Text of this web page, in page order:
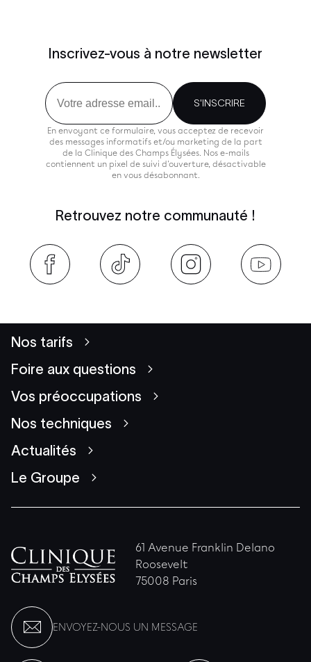
Inscrivez-vous à notre newsletter
Email
S'INSCRIRE
En envoyant ce formulaire, vous acceptez de recevoir
des messages informatifs et/ou marketing de la part
de la Clinique des Champs Élysées. Nos e-mails
contiennent un pixel de suivi d'ouverture, désactivable
en vous désabonnant.
Retrouvez notre communauté !
Nos tarifs
Foire aux questions
Vos préoccupations
Nos techniques
Actualités
Le Groupe
61 Avenue Franklin Delano
Roosevelt
75008 Paris
ENVOYEZ-NOUS UN MESSAGE